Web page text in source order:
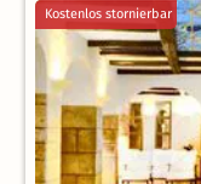
Kostenlos stornierbar